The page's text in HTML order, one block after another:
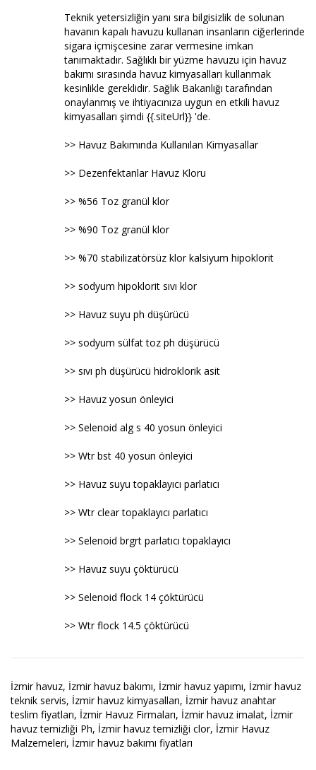
Teknik yetersizliğin yanı sıra bilgisizlik de solunan
havanın kapalı havuzu kullanan insanların ciğerlerinde
sigara içmişcesine zarar vermesine imkan
tanımaktadır. Sağlıklı bir yüzme havuzu için havuz
bakımı sırasında havuz kimyasalları kullanmak
kesinlikle gereklidir. Sağlık Bakanlığı tarafından
onaylanmış ve ihtiyacınıza uygun en etkili havuz
kimyasalları şimdi {{.siteUrl}} 'de.
>> Havuz Bakımında Kullanılan Kimyasallar
>> Dezenfektanlar Havuz Kloru
>> %56 Toz granül klor
>> %90 Toz granül klor
>> %70 stabilizatörsüz klor kalsiyum hipoklorit
>> sodyum hipoklorit sıvı klor
>> Havuz suyu ph düşürücü
>> sodyum sülfat toz ph düşürücü
>> sıvı ph düşürücü hidroklorik asit
>> Havuz yosun önleyici
>> Selenoid alg s 40 yosun önleyici
>> Wtr bst 40 yosun önleyici
>> Havuz suyu topaklayıcı parlatıcı
>> Wtr clear topaklayıcı parlatıcı
>> Selenoid brgrt parlatıcı topaklayıcı
>> Havuz suyu çöktürücü
>> Selenoid flock 14 çöktürücü
>> Wtr flock 14.5 çöktürücü
İzmir havuz, İzmir havuz bakımı, İzmir havuz yapımı, İzmir havuz
teknik servis, İzmir havuz kimyasalları, İzmir havuz anahtar
teslim fiyatları, İzmir Havuz Firmaları, İzmir havuz imalat, İzmir
havuz temizliği Ph, İzmir havuz temizliği clor, İzmir Havuz
Malzemeleri, İzmir havuz bakımı fiyatları